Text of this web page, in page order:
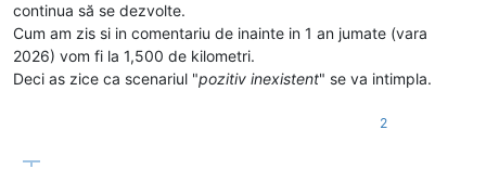
continua să se dezvolte.
Cum am zis si in comentariu de inainte in 1 an jumate (vara
2026) vom fi la 1,500 de kilometri.
Deci as zice ca scenariul "pozitiv inexistent" se va intimpla.
2